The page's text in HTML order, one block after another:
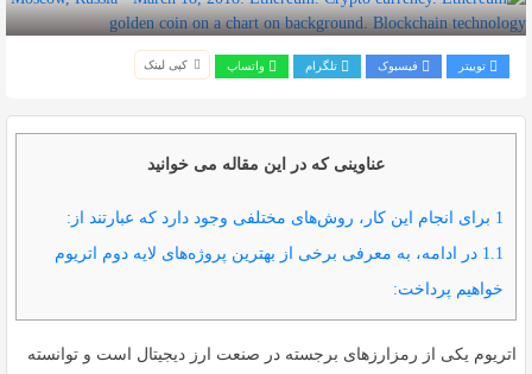
توییتر فیسبوک تلگرام واتساپ کپی لینک
عناوینی که در این مقاله می خوانید
1 برای انجام این کار، روش‌های مختلفی وجود دارد که عبارتند از:
1.1 در ادامه، به معرفی برخی از بهترین پروژه‌های لایه دوم اتریوم
خواهیم پرداخت:
اتریوم یکی از رمزارزهای برجسته در صنعت ارز دیجیتال است و توانسته